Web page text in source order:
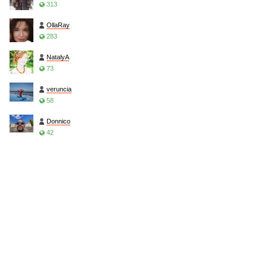
313
OllaRay
283
NatalyA
73
veruncia
58
Donnico
42